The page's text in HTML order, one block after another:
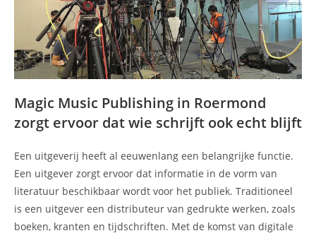
Magic Music Publishing in Roermond
zorgt ervoor dat wie schrijft ook echt blijft
Een uitgeverij heeft al eeuwenlang een belangrijke functie.
Een uitgever zorgt ervoor dat informatie in de vorm van
literatuur beschikbaar wordt voor het publiek. Traditioneel
is een uitgever een distributeur van gedrukte werken, zoals
boeken, kranten en tijdschriften. Met de komst van digitale